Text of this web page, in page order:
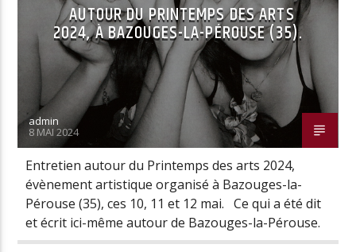
AUTOUR DU PRINTEMPS DES ARTS
2024, À BAZOUGES-LA-PÉROUSE (35).
admin
8 MAI 2024
Entretien autour du Printemps des arts 2024,
évènement artistique organisé à Bazouges-la-
Pérouse (35), ces 10, 11 et 12 mai. Ce qui a été dit
et écrit ici-même autour de Bazouges-la-Pérouse.